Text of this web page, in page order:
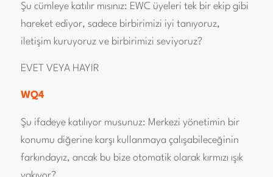
Şu cümleye katılır mısınız: EWC üyeleri tek bir ekip gibi
hareket ediyor, sadece birbirimizi iyi tanıyoruz,
iletişim kuruyoruz ve birbirimizi seviyoruz?
EVET VEYA HAYIR
WQ4
Şu ifadeye katılıyor musunuz: Merkezi yönetimin bir
konumu diğerine karşı kullanmaya çalışabileceğinin
farkındayız, ancak bu bize otomatik olarak kırmızı ışık